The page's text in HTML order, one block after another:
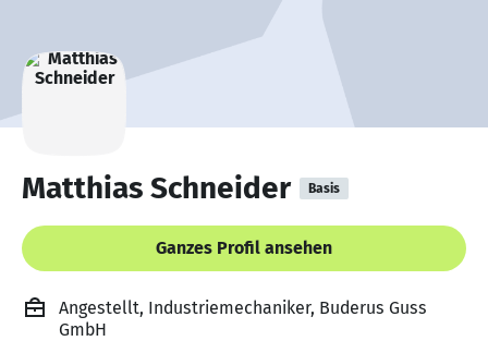
Matthias Schneider Basis
Ganzes Profil ansehen
Angestellt, Industriemechaniker, Buderus Guss
GmbH